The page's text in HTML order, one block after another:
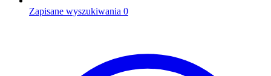
Zapisane wyszukiwania 0